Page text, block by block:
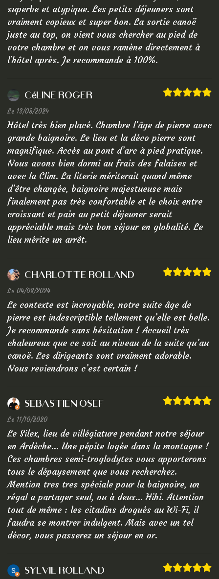
superbe et atypique. Les petits déjeuners sont
vraiment copieux et super bon. La sortie canoë
juste au top, on vient vous chercher au pied de
votre chambre et on vous ramène directement à
l'hôtel après. Je recommande à 100%.
céline Roger
Le 13/08/2024
Hôtel très bien placé. Chambre l’âge de pierre avec
grande baignoire. Le lieu et la déco pierre sont
magnifique. Accès au pont d’arc à pied pratique.
Nous avons bien dormi au frais des falaises et
avec la Clim. La literie mériterait quand même
d’être changée, baignoire majestueuse mais
finalement pas très confortable et le choix entre
croissant et pain au petit déjeuner serait
appréciable mais très bon séjour en globalité. Le
lieu mérite un arrêt.
Charlotte Rolland
Le 04/08/2024
Le contexte est incroyable, notre suite âge de
pierre est indescriptible tellement qu’elle est belle.
Je recommande sans hésitation ! Accueil très
chaleureux que ce soit au niveau de la suite qu’au
canoë. Les dirigeants sont vraiment adorable.
Nous reviendrons c’est certain !
Sebastien Osef
Le 11/10/2020
Le Silex, lieu de villégiature pendant notre séjour
en Ardèche... Une pépite logée dans la montagne !
Ces chambres semi-troglodytes vous apporterons
tous le dépaysement que vous recherchez.
Mention tres tres spéciale pour la baignoire, un
régal a partager seul, ou à deux... Hihi. Attention
tout de même : les citadins drogués au Wi-Fi, il
faudra se montrer indulgent. Mais avec un tel
décor, vous passerez un séjour en or.
Sylvie Rolland